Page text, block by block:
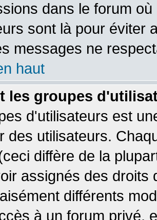
dans le forum
sont là pour éviter
messages ne
haut
les groupes
d'utilisateurs est
des utilisateurs.
diffère de la
assignés des
différents
à un forum privé,